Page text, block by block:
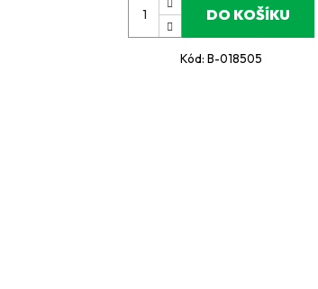
DO KOŠÍKU
Kód: B-018505